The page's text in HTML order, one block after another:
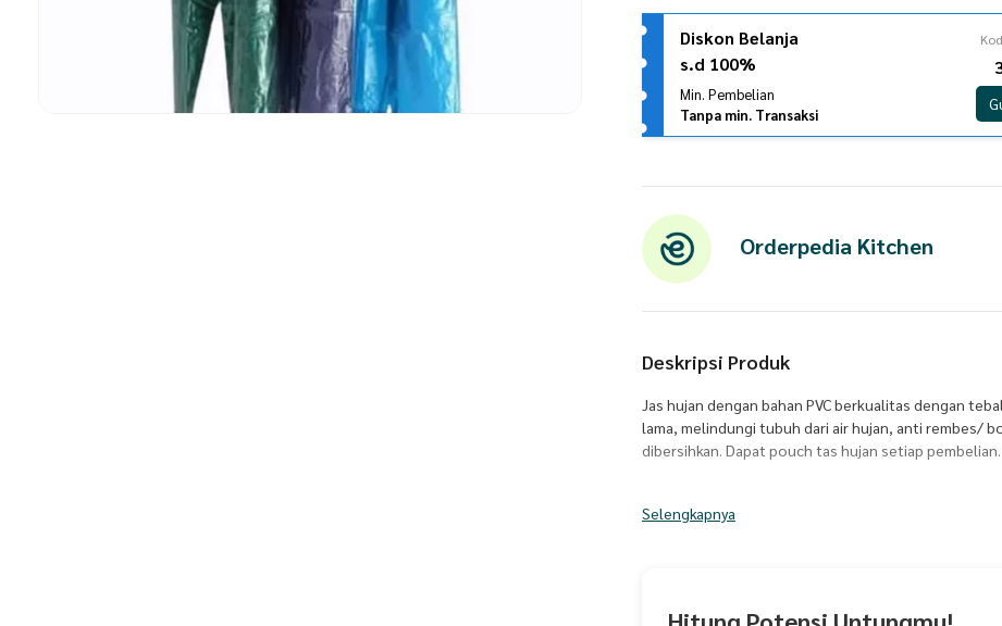
Diskon Belanja
s.d 100%
Min. Pembelian
Tanpa min. Transaksi
Orderpedia Kitchen
Deskripsi Produk
Jas hujan dengan bahan PVC berkualitas dengan
lama, melindungi tubuh dari air hujan, anti rembes/
dibersihkan. Dapat pouch tas hujan setiap pembelian.
Selengkapnya